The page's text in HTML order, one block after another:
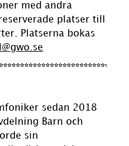
med andra
platser till
Platserna bokas
sedan 2018
Barn och
sin